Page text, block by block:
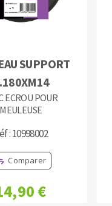
Affuteurs
SUPPORT
ECROU POUR
MEULEUSE
: 10998002
Comparer
€